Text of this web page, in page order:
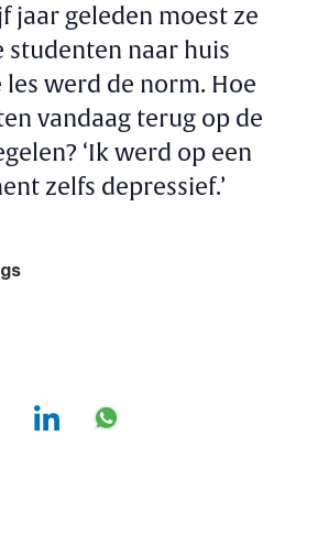
jaar geleden moest ze
studenten naar huis
werd de norm. Hoe
vandaag terug op de
‘Ik werd op een
zelfs depressief.’